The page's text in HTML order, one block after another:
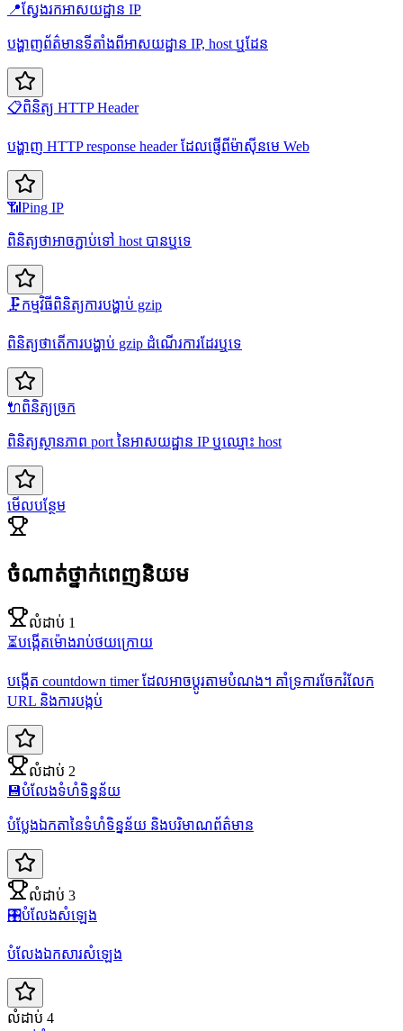
📍ស្វែងរកអាសយដ្ឋាន IP
បង្ហាញព័ត៌មានទីតាំងពីអាសយដ្ឋាន IP, host ឬដែន
📋ពិនិត្យ HTTP Header
បង្ហាញ HTTP response header ដែលផ្ញើពីម៉ាស៊ីនមេ Web
📶 Ping IP
ពិនិត្យថាអាចភ្ជាប់ទៅ host បានឬទេ
🗜️កម្មវិធីពិនិត្យការបង្ហាប់ gzip
ពិនិត្យថាតើការបង្ហាប់ gzip ដំណើរការដែរឬទេ
🔌ពិនិត្យច្រក
ពិនិត្យស្ថានភាព port នៃអាសយដ្ឋាន IP ឬឈ្មោះ host
មើលបន្ថែម
ចំណាត់ថ្នាក់ពេញនិយម
លំដាប់ 1
⏳បង្កើតម៉ោងរាប់ថយក្រោយ
បង្កើត countdown timer ដែលអាចប្តូរតាមបំណង។ គាំទ្រការចែករំលែក
URL និងការបង្កប់
លំដាប់ 2
💾បំលែងទំហំទិន្នន័យ
បំប្លែងឯកតានៃទំហំទិន្នន័យ និងបរិមាណព័ត៌មាន
លំដាប់ 3
🎛️បំលែងសំឡេង
បំលែងឯកសារសំឡេង
លំដាប់ 4